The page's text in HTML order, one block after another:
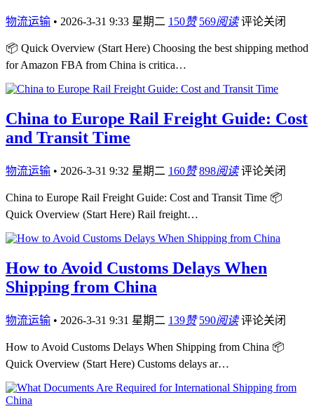
物流运输 • 2026-3-31 9:33 星期二 150赞 569阅读 评论关闭
📦 Quick Overview (Start Here) Choosing the best shipping method
for Amazon FBA from China is critica…
China to Europe Rail Freight Guide: Cost
and Transit Time
物流运输 • 2026-3-31 9:32 星期二 160赞 898阅读 评论关闭
China to Europe Rail Freight Guide: Cost and Transit Time 📦
Quick Overview (Start Here) Rail freight…
How to Avoid Customs Delays When
Shipping from China
物流运输 • 2026-3-31 9:31 星期二 139赞 590阅读 评论关闭
How to Avoid Customs Delays When Shipping from China 📦
Quick Overview (Start Here) Customs delays ar…